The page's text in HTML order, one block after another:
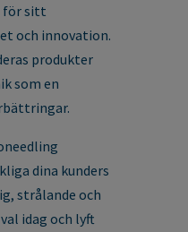
för sitt
och innovation.
produkter
som en
dina kunders
strålande och
idag och lyft